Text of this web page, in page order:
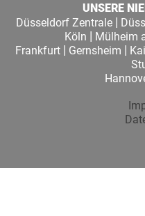
UNSERE
Düsseldorf Zentrale|
Köln | Mülheim
Frankfurt | Gernsheim |